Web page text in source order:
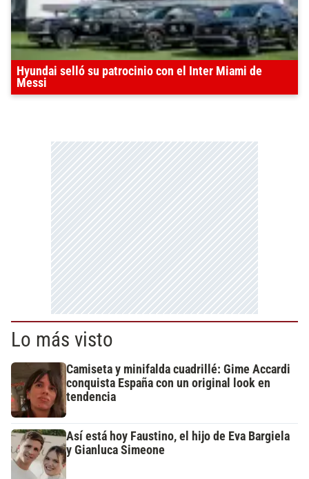
Hyundai selló su patrocinio con el Inter Miami de
Messi
Lo más visto
Camiseta y minifalda cuadrillé: Gime Accardi
conquista España con un original look en
tendencia
Así está hoy Faustino, el hijo de Eva Bargiela
y Gianluca Simeone